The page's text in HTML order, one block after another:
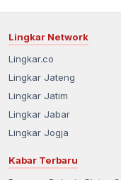
Lingkar Network
Lingkar.co
Lingkar Jateng
Lingkar Jatim
Lingkar Jabar
Lingkar Jogja
Kabar Terbaru